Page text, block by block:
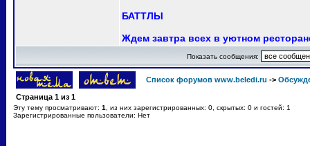
БАТТЛЫ
Ждем завтра всех в уютном
Показать сообщения:
Список форумов www.beledi.ru ->
Страница 1 из 1
Эту тему просматривают: 1
, из них зарегистрированных: 0, скрытых: 0 и гостей: 1
Зарегистрированные пользователи: Нет